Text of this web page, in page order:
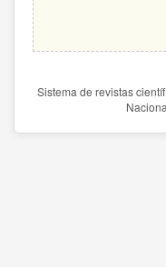
Sistema de revistas